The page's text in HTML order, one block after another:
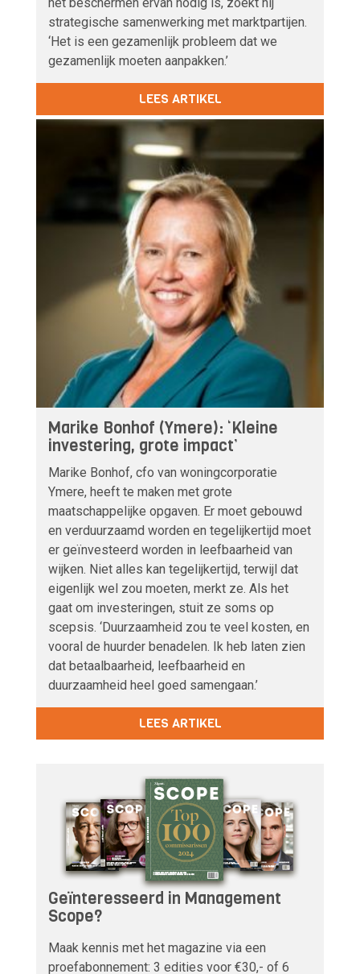
strategische samenwerking met marktpartijen.
‘Het is een gezamenlijk probleem dat we
gezamenlijk moeten aanpakken.’
LEES ARTIKEL
Marike Bonhof (Ymere): ‘Kleine
investering, grote impact’
Marike Bonhof, cfo van woningcorporatie
Ymere, heeft te maken met grote
maatschappelijke opgaven. Er moet gebouwd
en verduurzaamd worden en tegelijkertijd moet
er geïnvesteerd worden in leefbaarheid van
wijken. Niet alles kan tegelijkertijd, terwijl dat
eigenlijk wel zou moeten, merkt ze. Als het
gaat om investeringen, stuit ze soms op
scepsis. ‘Duurzaamheid zou te veel kosten, en
vooral de huurder benadelen. Ik heb laten zien
dat betaalbaarheid, leefbaarheid en
duurzaamheid heel goed samengaan.’
LEES ARTIKEL
Geïnteresseerd in Management
Scope?
Maak kennis met het magazine via een
proefabonnement: 3 edities voor €30,- of 6